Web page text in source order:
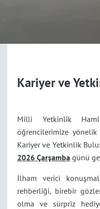
Kariyer ve
Milli Yetkinlik
öğrencilerimize
Kariyer ve Yetkinlik
2026 Çarşamba günü
İlham verici
rehberliği, birebir
olma ve sürpriz